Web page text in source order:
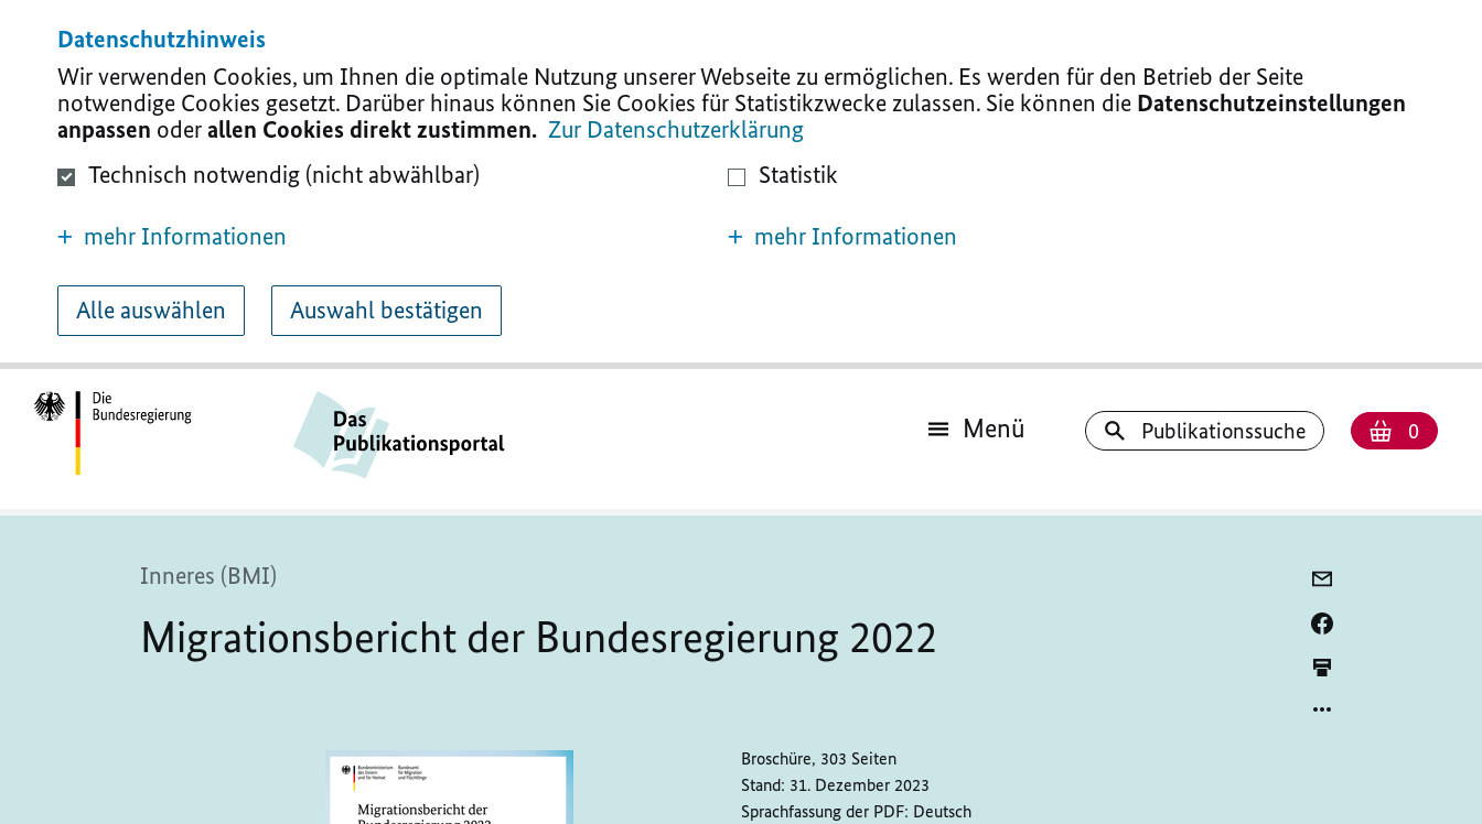
Datenschutzhinweis
Wir verwenden Cookies, um Ihnen die optimale Nutzung unserer Webseite zu ermöglichen. Es werden für den Betrieb der Seite
notwendige Cookies gesetzt. Darüber hinaus können Sie Cookies für Statistikzwecke zulassen. Sie können die Datenschutzeinstellungen
anpassen oderallen Cookies direkt zustimmen. Zur Datenschutzerklärung
Technisch notwendig (nicht abwählbar)
mehr Informationen
Statistik
mehr Informationen
Alle auswählen Auswahl bestätigen
Menü Publikationssuche Anzahl
0
Inneres (BMI)
Migrationsbericht der Bundesregierung 2022
Broschüre, 303 Seiten
Stand: 31. Dezember 2023
Sprachfassung der PDF: Deutsch